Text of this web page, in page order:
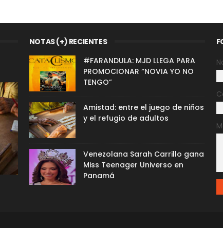
NOTAS (+) RECIENTES
#FARANDULA: MJD LLEGA PARA
PROMOCIONAR “NOVIA YO NO
TENGO”
Amistad: entre el juego de niños
y el refugio de adultos
Venezolana Sarah Carrillo gana
Miss Teenager Universo en
Panamá